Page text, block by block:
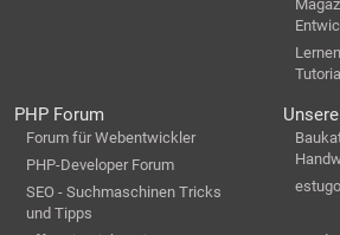
PHP Forum
Forum für Webentwickler
PHP-Developer Forum
SEO - Suchmaschinen Tricks
und Tipps